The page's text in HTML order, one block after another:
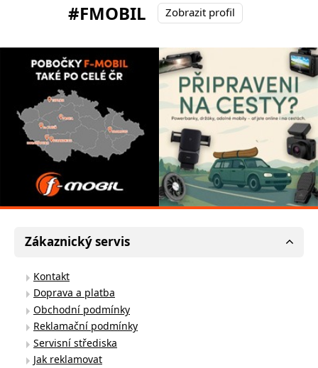
#FMOBIL
Zobrazit profil
Zákaznický servis
Kontakt
Doprava a platba
Obchodní podmínky
Reklamační podmínky
Servisní střediska
Jak reklamovat